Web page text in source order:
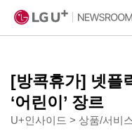
[방콕휴가] 넷플
‘어린이’ 장르
U+인사이드 > 상품/서비